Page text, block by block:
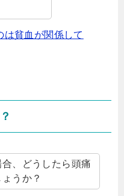
は貧血が関係して
、どうしたら頭痛
うか？